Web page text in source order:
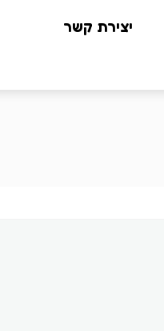
יצירת קשר